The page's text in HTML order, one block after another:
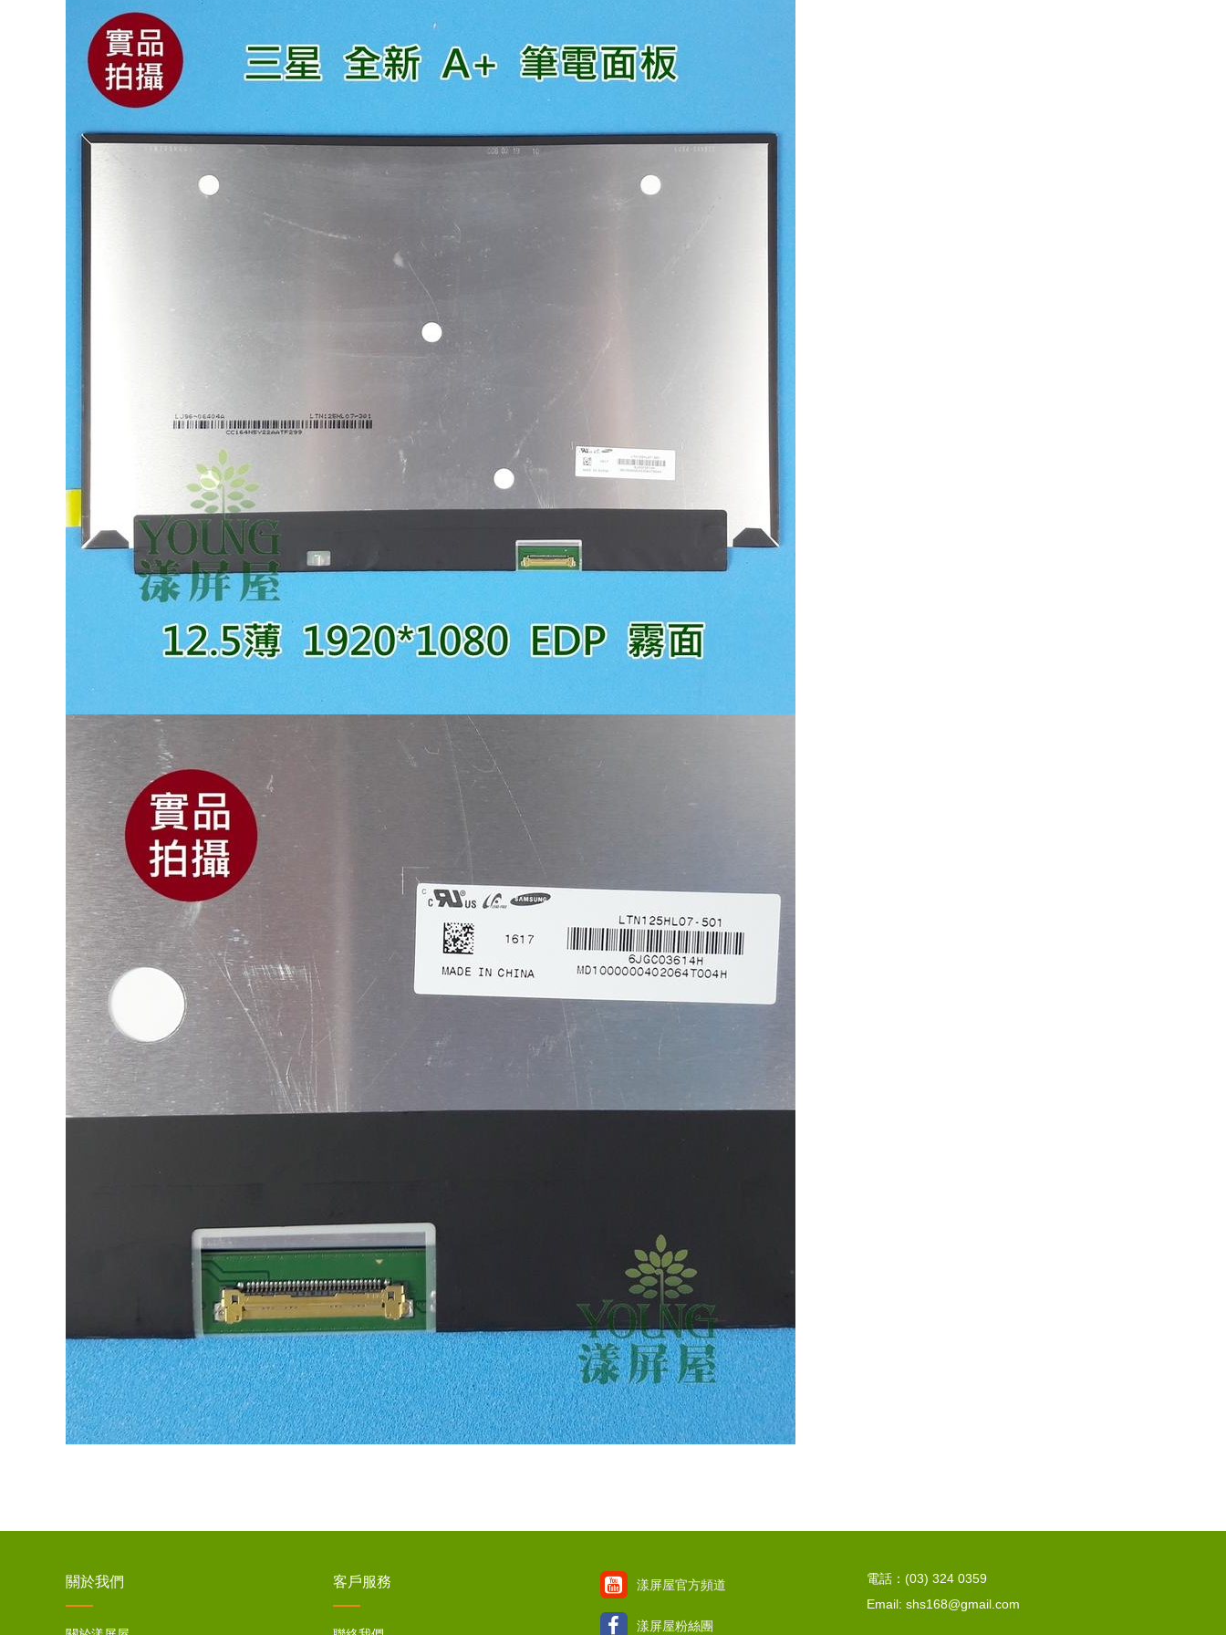
關於我們 客戶服務 漾屏屋官方頻道
漾屏屋粉絲團
電話：(03) 324 0359
Email: shs168@gmail.com